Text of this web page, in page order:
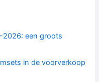
2026: een groots
in de voorverkoop